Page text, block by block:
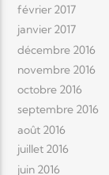
février 2017
janvier 2017
décembre 2016
novembre 2016
octobre 2016
septembre 2016
août 2016
juillet 2016
juin 2016